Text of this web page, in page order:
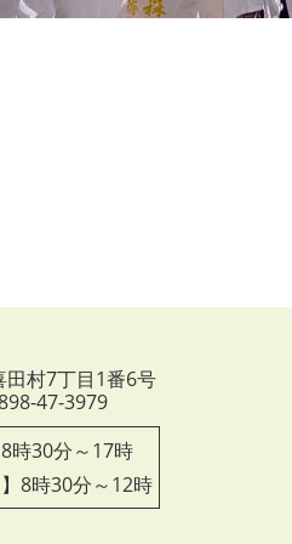
村7丁目1番6号
47-3979
時30分～17時
8時30分～12時